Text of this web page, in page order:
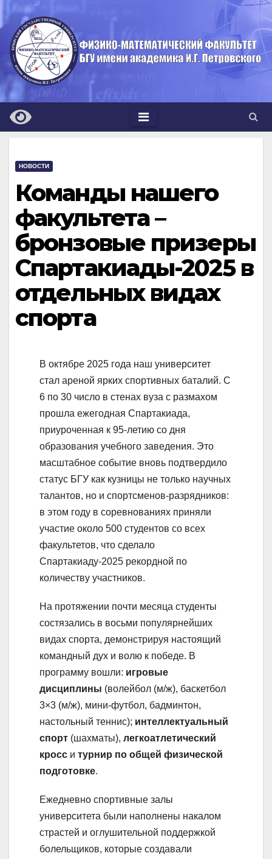
Перейти
к
содержимому
НОВОСТИ
Команды нашего
факультета –
бронзовые призеры
Спартакиады-2025 в
отдельных видах
спорта
В октябре 2025 года наш университет
стал ареной ярких спортивных баталий. С
6 по 30 число в стенах вуза с размахом
прошла ежегодная Спартакиада,
приуроченная к 95-летию со дня
образования учебного заведения. Это
масштабное событие вновь подтвердило
статус БГУ как кузницы не только научных
талантов, но и спортсменов-разрядников:
в этом году в соревнованиях приняли
участие около 500 студентов со всех
факультетов, что сделало
Спартакиаду-2025 рекордной по
количеству участников.
На протяжении почти месяца студенты
состязались в восьми популярнейших
видах спорта, демонстрируя настоящий
командный дух и волю к победе. В
программу вошли: игровые
дисциплины (волейбол (м/ж), баскетбол
3×3 (м/ж), мини-футбол, бадминтон,
настольный теннис); интеллектуальный
спорт (шахматы), легкоатлетический
кросс и турнир по общей физической
подготовке.
Ежедневно спортивные залы
университета были наполнены накалом
страстей и оглушительной поддержкой
болельщиков, которые создавали